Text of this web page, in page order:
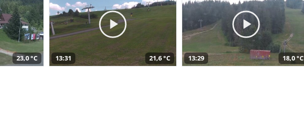
23,0 °C 13:31 21,6 °C 13:29 18,0 °C